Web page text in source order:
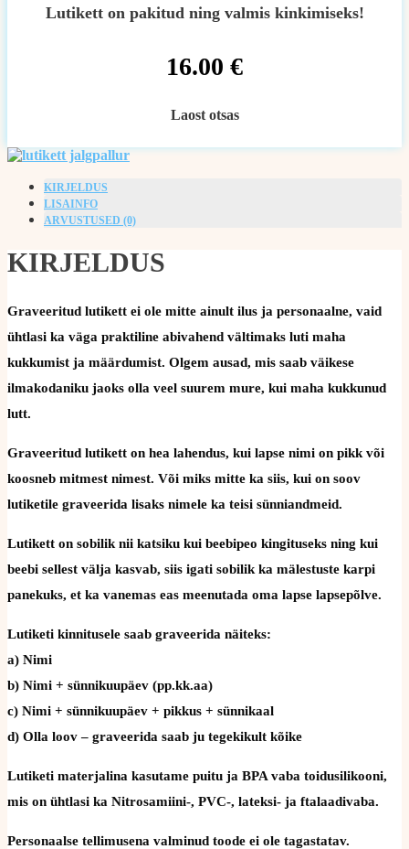
Lutikett on pakitud ning valmis kinkimiseks!
16.00 €
Laost otsas
KIRJELDUS
LISAINFO
ARVUSTUSED (0)
KIRJELDUS
Graveeritud lutikett ei ole mitte ainult ilus ja personaalne, vaid
ühtlasi ka väga praktiline abivahend vältimaks luti maha
kukkumist ja määrdumist. Olgem ausad, mis saab väikese
ilmakodaniku jaoks olla veel suurem mure, kui maha kukkunud
lutt.
Graveeritud lutikett on hea lahendus, kui lapse nimi on pikk või
koosneb mitmest nimest. Või miks mitte ka siis, kui on soov
lutiketile graveerida lisaks nimele ka teisi sünniandmeid.
Lutikett on sobilik nii katsiku kui beebipeo kingituseks ning kui
beebi sellest välja kasvab, siis igati sobilik ka mälestuste karpi
panekuks, et ka vanemas eas meenutada oma lapse lapsepõlve.
Lutiketi kinnitusele saab graveerida näiteks:
a) Nimi
b) Nimi + sünnikuupäev (pp.kk.aa)
c) Nimi + sünnikuupäev + pikkus + sünnikaal
d) Olla loov – graveerida saab ju tegekikult kõike
Lutiketi materjalina kasutame puitu ja BPA vaba toidusilikooni,
mis on ühtlasi ka Nitrosamiini-, PVC-, lateksi- ja ftalaadivaba.
Personaalse tellimusena valminud toode ei ole tagastatav.